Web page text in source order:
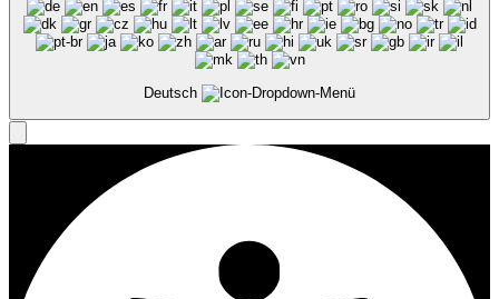
Deutsch